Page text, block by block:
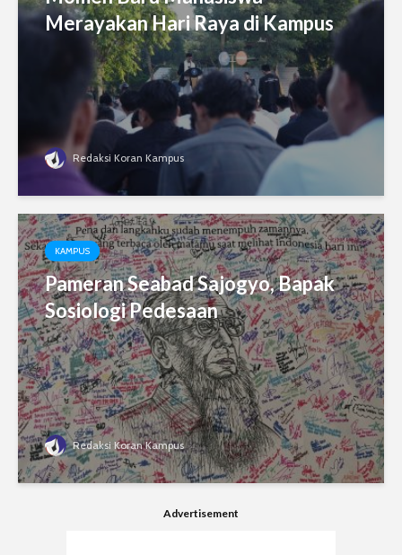
Merayakan Hari Raya di Kampus
Redaksi Koran Kampus
KAMPUS
Pameran Seabad Sajogyo, Bapak
Sosiologi Pedesaan
Redaksi Koran Kampus
Advertisement